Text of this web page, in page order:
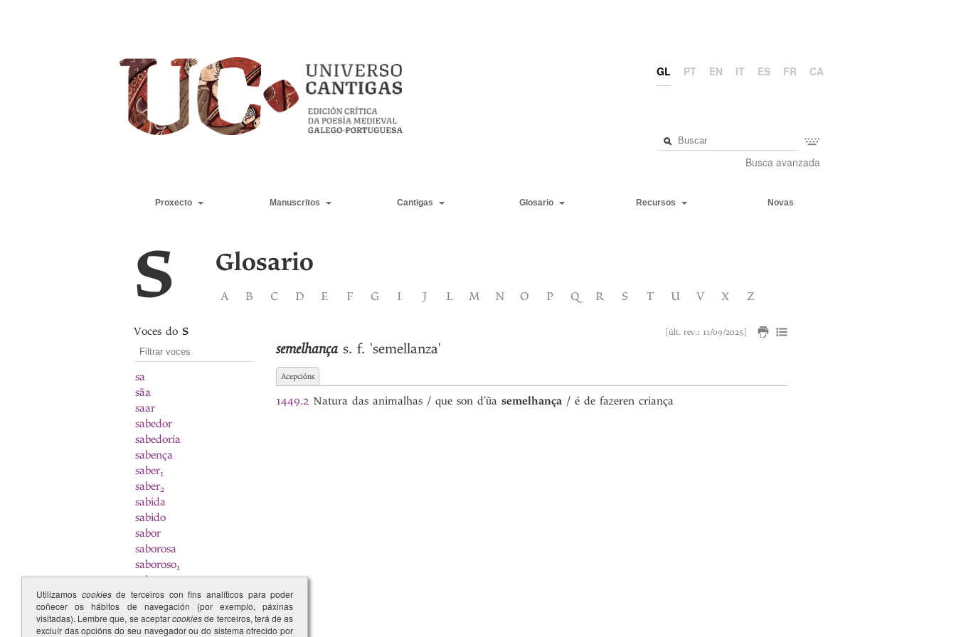
GL PT EN IT ES FR CA
Busca avanzada
Proxecto Manuscritos Cantigas Glosario Recursos Novas
S Glosario
A B C D E F G I J L M N O P Q R S T U V X Z
Voces do S
sa
sãa
saar
sabedor
sabedoria
sabença
saber1
saber2
sabida
sabido
sabor
saborosa
saboroso1
saboroso
sabuda
sabudo
Sabugal
[últ. rev.: 11/09/2025]
semelhança s. f. 'semellanza'
Acepcións
1449.2 Natura das animalhas / que son d’ũa semelhança/ é de fazeren criança
Utilizamos cookiesde terceiros con fins analíticos para poder
coñecer os hábitos de navegación (por exemplo, páxinas
visitadas). Lembre que, se aceptarcookiesde terceiros, terá de as
excluír das opcións do seu navegador ou do sistema ofrecido por